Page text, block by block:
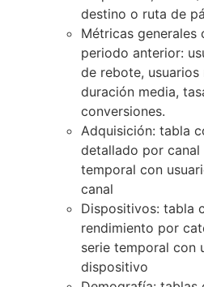
destino o ruta de
Métricas generales
periodo anterior:
de rebote, usuarios
duración media,
conversiones.
Adquisición: tabla
detallado por
temporal con
canal
Dispositivos: tabla
rendimiento por
serie temporal con
dispositivo